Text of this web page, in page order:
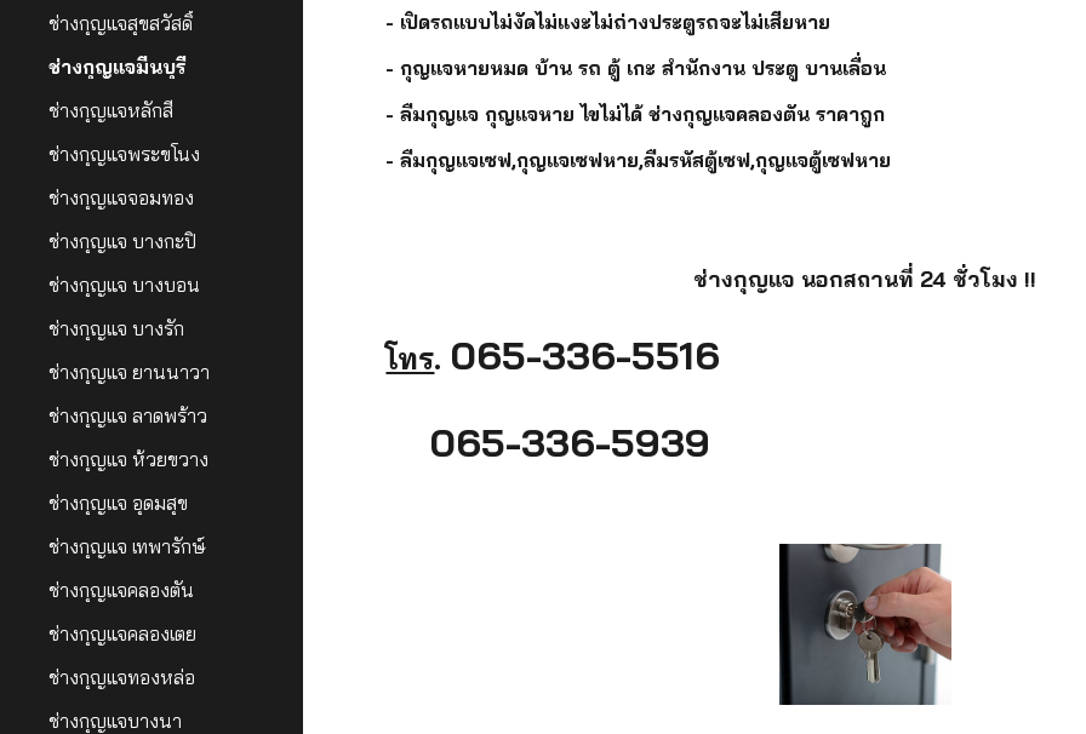
ช่างกุญแจสุขสวัสดิ์
ช่างกุญแจมีนบุรี
ช่างกุญแจหลักสี่
ช่างกุญแจพระขโนง
ช่างกุญแจจอมทอง
ช่างกุญแจ บางกะปิ
ช่างกุญแจ บางบอน
ช่างกุญแจ บางรัก
ช่างกุญแจ ยานนาวา
ช่างกุญแจ ลาดพร้าว
ช่างกุญแจ ห้วยขวาง
ช่างกุญแจ อุดมสุข
ช่างกุญแจ เทพารักษ์
ช่างกุญแจคลองตัน
ช่างกุญแจคลองเตย
ช่างกุญแจทองหล่อ
ช่างกุญแจบางนา
- เปิดรถแบบไม่งัดไม่แงะไม่ถ่างประตูรถจะไม่เสียหาย
- กุญแจหายหมด บ้าน รถ ตู้ เกะ สำนักงาน ประตู บานเลื่อน
- ลืมกุญแจ กุญแจหาย ไขไม่ได้ ช่างกุญแจคลองตัน ราคาถูก
- ลืมกุญแจเซฟ,กุญแจเซฟหาย,ลืมรหัสตู้เซฟ,กุญแจตู้เซฟหาย
ช่างกุญแจ นอกสถานที่ 24 ชั่วโมง !!
โทร. 065-336-5516
065-336-5939